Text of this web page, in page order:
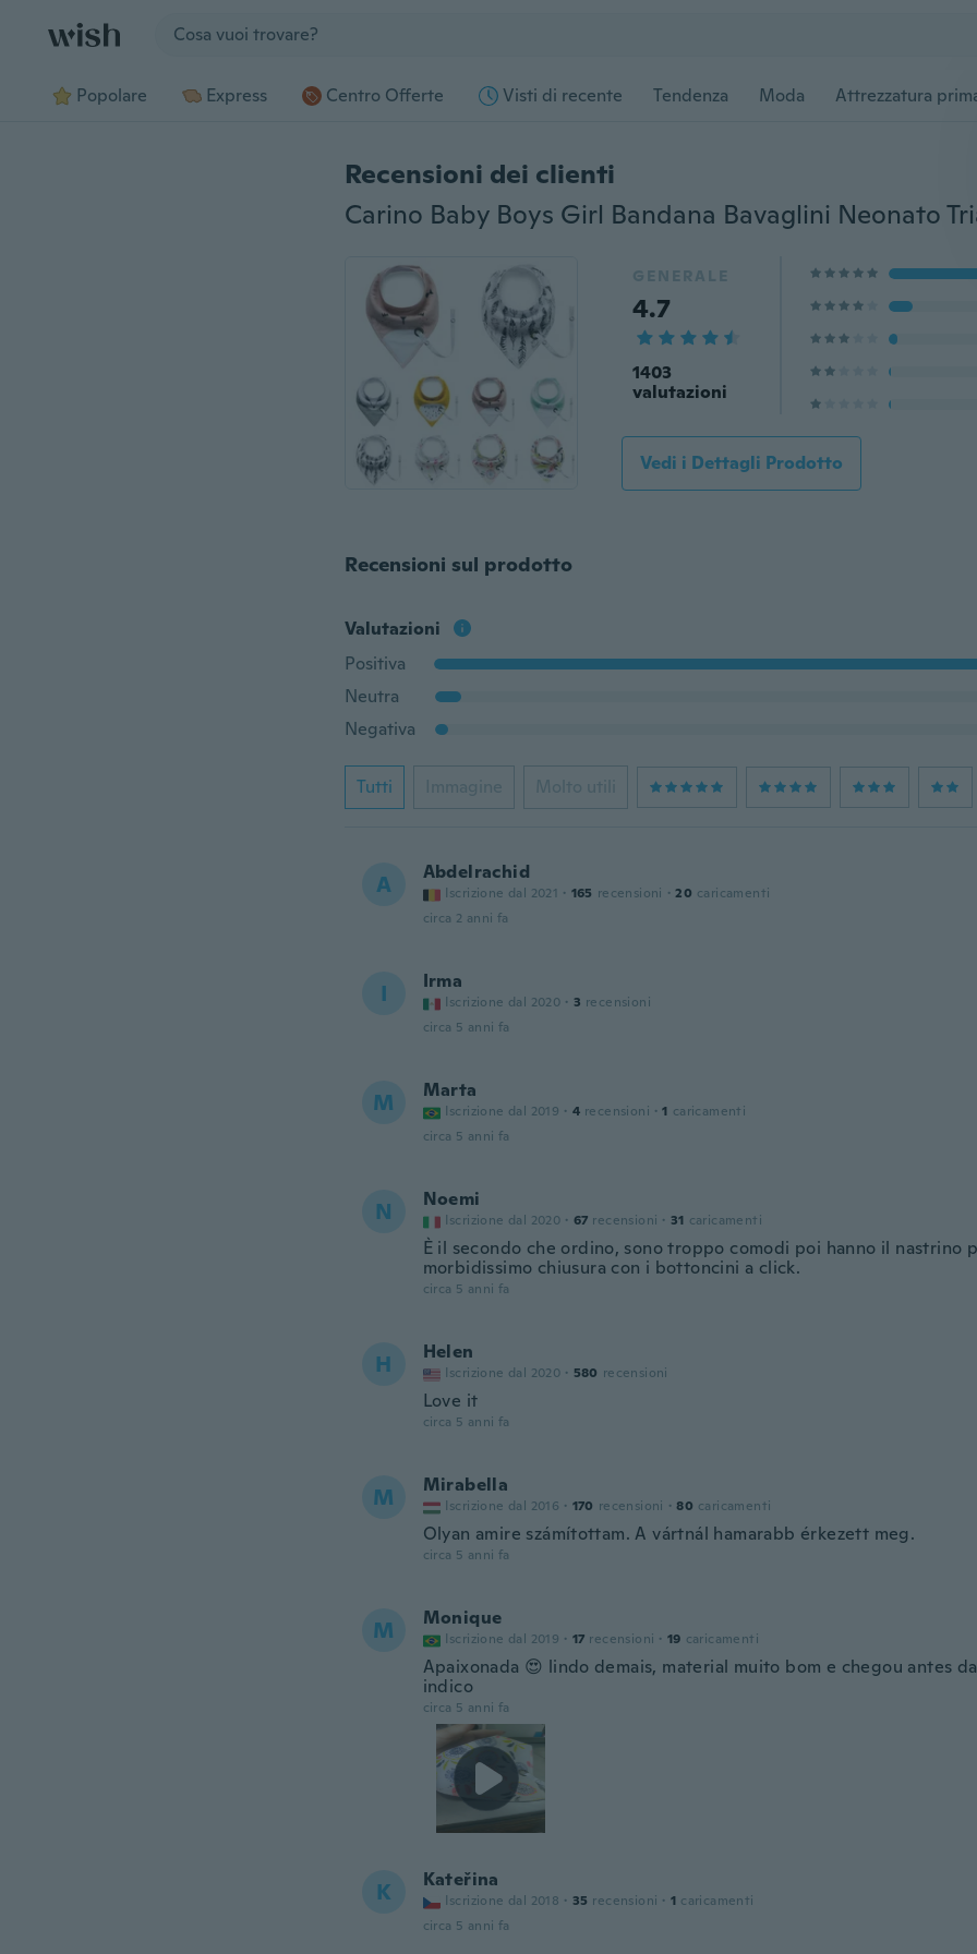
Popolare Express Centro Offerte Visti di recente Tendenza Moda Attrezzatura
Recensioni dei clienti
GENERALE
4.7
1403
valutazioni
Vedi i Dettagli Prodotto
Recensioni sul prodotto
Valutazioni
Positiva
Neutra
Negativa
Tutti Immagine Molto utili
A Abdelrachid
Iscrizione dal 2021 · 165 recensioni · 20 caricamenti
circa 2 anni fa
I Irma
Iscrizione dal 2020 · 3 recensioni
circa 5 anni fa
M Marta
Iscrizione dal 2019 · 4 recensioni · 1 caricamenti
circa 5 anni fa
N Noemi
Iscrizione dal 2020 · 67 recensioni · 31 caricamenti
È il secondo che ordino, sono troppo comodi poi hanno il nastrino
morbidissimo chiusura con i bottoncini a click.
circa 5 anni fa
H Helen
Iscrizione dal 2020 · 580 recensioni
Love it
circa 5 anni fa
M Mirabella
Iscrizione dal 2016 · 170 recensioni · 80 caricamenti
Olyan amire számítottam. A vártnál hamarabb érkezett meg.
circa 5 anni fa
M Monique
Iscrizione dal 2019 · 17 recensioni · 19 caricamenti
Apaixonada 😍 lindo demais, material muito bom e chegou antes
indico
circa 5 anni fa
K Kateřina
Iscrizione dal 2018 · 35 recensioni · 1 caricamenti
circa 5 anni fa